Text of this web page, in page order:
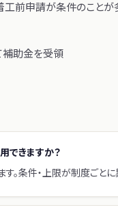
工前申請が条件のことが
補助金を受領
できますか？
。条件・上限が制度ごと